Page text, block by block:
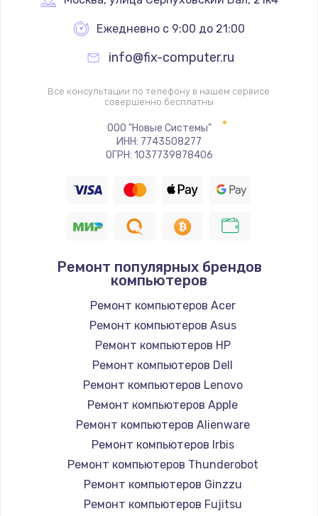
Ремонт подсветки
1200 руб.
Заказать
Настройка ОС
930 руб.
1060 руб.
Замена южного моста
1950 руб.
Заказать
Замена материнской платы
1730 руб.
Заказать
Ежедневно с 9:00 до 21:00
info@fix-computer.ru
Все консультации по телефону в нашем сервисе
совершенно бесплатны
ООО "Новые Системы"
ИНН: 7743508277
ОГРН: 1037739878406
Ремонт популярных брендов
компьютеров
Ремонт компьютеров Acer
Ремонт компьютеров Asus
Ремонт компьютеров HP
Ремонт компьютеров Dell
Ремонт компьютеров Lenovo
Ремонт компьютеров Apple
Ремонт компьютеров Alienware
Ремонт компьютеров Irbis
Ремонт компьютеров Thunderobot
Ремонт компьютеров Ginzzu
Ремонт компьютеров Fujitsu